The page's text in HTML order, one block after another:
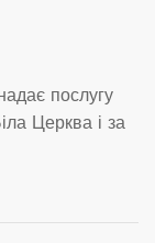
послугу
Церква і за